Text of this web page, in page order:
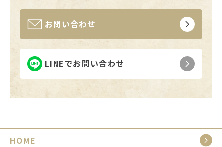
お問い合わせ
LINEでお問い合わせ
HOME